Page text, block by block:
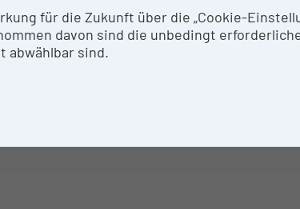
Datenschutz-Einstellungen bearbeiten
für die Zukunft über die „Cookie-
davon sind die unbedingt
abwählbar sind.